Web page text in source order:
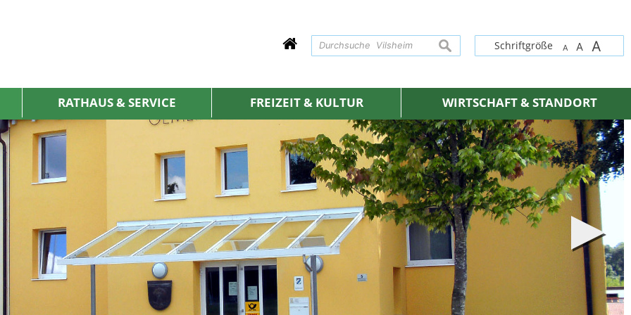
Schriftgröße A A A
suchen
RATHAUS & SERVICE FREIZEIT & KULTUR WIRTSCHAFT & STANDORT